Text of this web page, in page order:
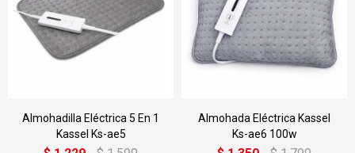
Almohadilla Eléctrica 5 En 1
Kassel Ks-ae5
Almohada Eléctrica Kassel
Ks-ae6 100w